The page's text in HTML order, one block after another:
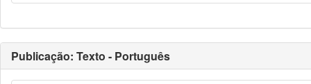
Publicação: Texto - Português